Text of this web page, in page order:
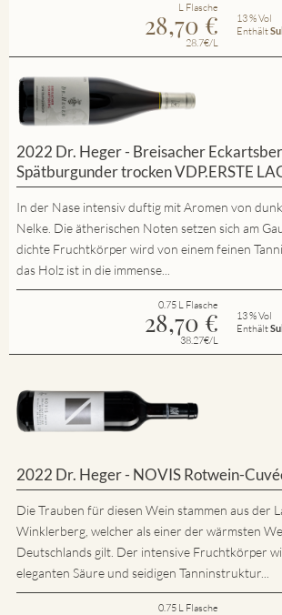
L Flasche
28,70 €
28.7€/L
13 % Vol
Enthält
2022 Dr. Heger - Breisacher
Spätburgunder trocken VDP.ERSTE
In der Nase intensiv duftig mit Aromen von
Nelke. Die ätherischen Noten setzen sich am
dichte Fruchtkörper wird von einem feinen
das Holz ist in die immense...
0.75 L Flasche
28,70 €
38.27€/L
13 % Vol
Enthält
2022 Dr. Heger - NOVIS Rotwein-
Die Trauben für diesen Wein stammen aus der
Winklerberg, welcher als einer der wärmsten
Deutschlands gilt. Der intensive Fruchtkörper
eleganten Säure und seidigen Tanninstruktur...
0.75 L Flasche